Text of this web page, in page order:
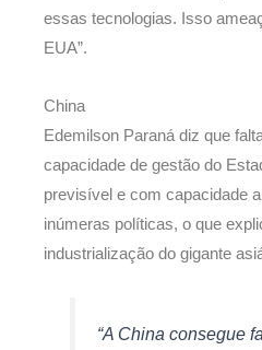
essas tecnologias. Isso
EUA”.
China
Edemilson Paraná diz que
capacidade de gestão do
previsível e com capacidade
inúmeras políticas, o que
industrialização do gigante
“A China consegue